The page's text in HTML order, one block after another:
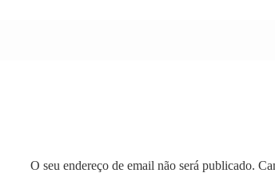
O seu endereço de email não será publicado.